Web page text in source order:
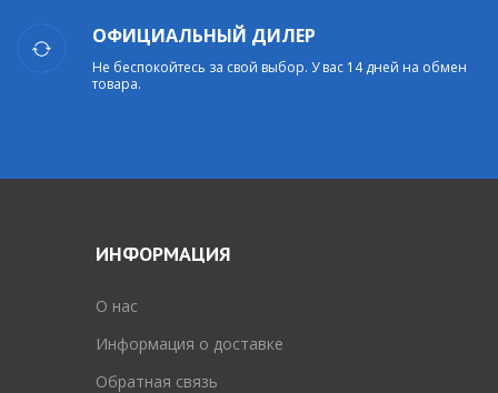
ОФИЦИАЛЬНЫЙ ДИЛЕР
Не беспокойтесь за свой выбор. У вас 14 дней на обмен
товара.
ИНФОРМАЦИЯ
O нас
Информация о доставке
Обратная связь